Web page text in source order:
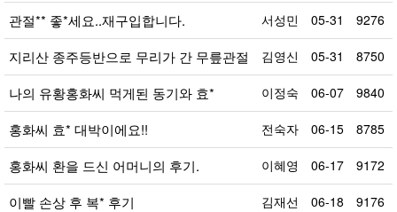
관절** 좋*세요..재구입합니다. 서성민 05-31 9276
지리산 종주등반으로 무리가 간 무릎관절 김영신 05-31 8750
나의 유황홍화씨 먹게된 동기와 효* 이정숙 06-07 9840
홍화씨 효* 대박이에요!! 전숙자 06-15 8785
홍화씨 환을 드신 어머니의 후기. 이혜영 06-17 9172
이빨 손상 후 복* 후기 김재선 06-18 9176